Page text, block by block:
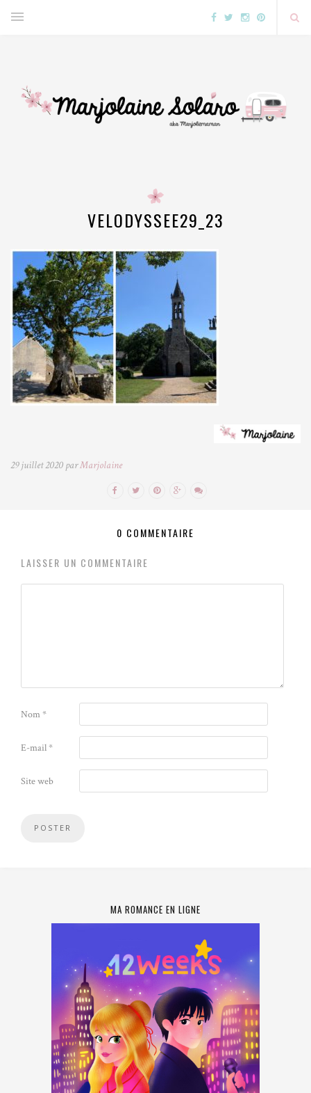
VELODYSSEE29_23
29 juillet 2020 parMarjolaine
0 COMMENTAIRE
LAISSER UN COMMENTAIRE
Nom*
E-mail*
Site web
MA ROMANCE EN LIGNE